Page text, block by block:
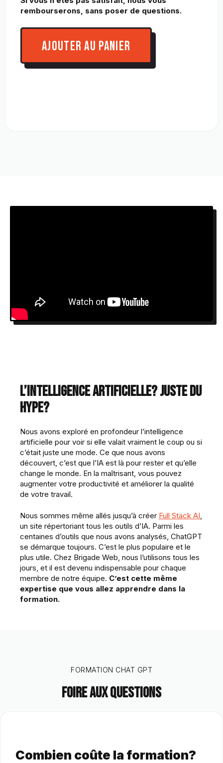
rembourserons, sans poser de questions.
AJOUTER AU PANIER
L’intelligence artificielle? Juste du
hype?
Nous avons exploré en profondeur l’intelligence
artificielle pour voir si elle valait vraiment le coup ou si
c’était juste une mode. Ce que nous avons
découvert, c’est que l’IA est là pour rester et qu’elle
change le monde. En la maîtrisant, vous pouvez
augmenter votre productivité et améliorer la qualité
de votre travail.
Nous sommes même allés jusqu’à créer Full Stack AI,
un site répertoriant tous les outils d’IA. Parmi les
centaines d’outils que nous avons analysés, ChatGPT
se démarque toujours. C’est le plus populaire et le
plus utile. Chez Brigade Web, nous l’utilisons tous les
jours, et il est devenu indispensable pour chaque
membre de notre équipe. C’est cette même
expertise que vous allez apprendre dans la
formation.
FORMATION CHAT GPT
Foire aux questions
Combien coûte la formation?